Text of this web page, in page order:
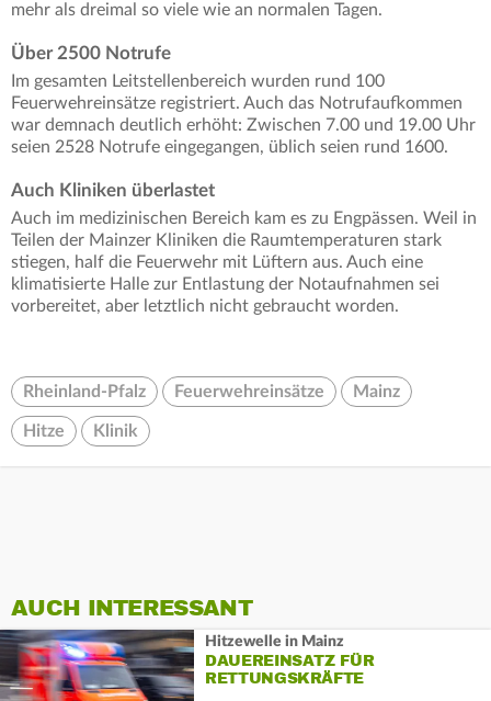
mehr als dreimal so viele wie an normalen Tagen.
Über 2500 Notrufe
Im gesamten Leitstellenbereich wurden rund 100
Feuerwehreinsätze registriert. Auch das Notrufaufkommen
war demnach deutlich erhöht: Zwischen 7.00 und 19.00 Uhr
seien 2528 Notrufe eingegangen, üblich seien rund 1600.
Auch Kliniken überlastet
Auch im medizinischen Bereich kam es zu Engpässen. Weil in
Teilen der Mainzer Kliniken die Raumtemperaturen stark
stiegen, half die Feuerwehr mit Lüftern aus. Auch eine
klimatisierte Halle zur Entlastung der Notaufnahmen sei
vorbereitet, aber letztlich nicht gebraucht worden.
Rheinland-Pfalz Feuerwehreinsätze Mainz
Hitze Klinik
AUCH INTERESSANT
Hitzewelle in Mainz
DAUEREINSATZ FÜR
RETTUNGSKRÄFTE